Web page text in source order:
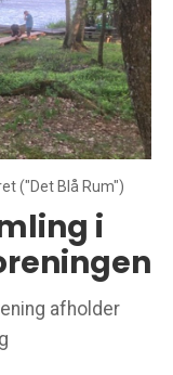
("Det Blå Rum")
i
afholder